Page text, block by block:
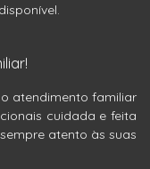
atendimento familiar
cuidada e feita
atento às suas